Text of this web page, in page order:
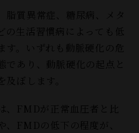
脂質異常症、糖尿病、メタ
の生活習慣病によっても低
す。いずれも動脈硬化の危
であり、動脈硬化の起点と
ぼします。
、FMDが正常血圧者と比
、FMDの低下の程度が、